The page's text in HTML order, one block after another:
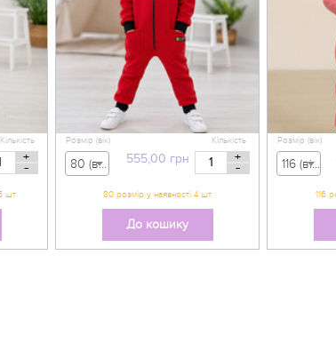
Кількість
+
- 555,00 грн
Розмір (вік)
80 (вік 9-12 міс) - 555,00 грн
Кількість
+
-
До кошику
Розмір (вік)
116 (вік 5-6 р) - 800,00 грн